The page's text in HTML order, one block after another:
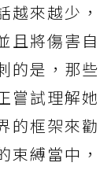
越來越少，
且將傷害自
的是，那些
嘗試理解她
的框架來勸
束縛當中，